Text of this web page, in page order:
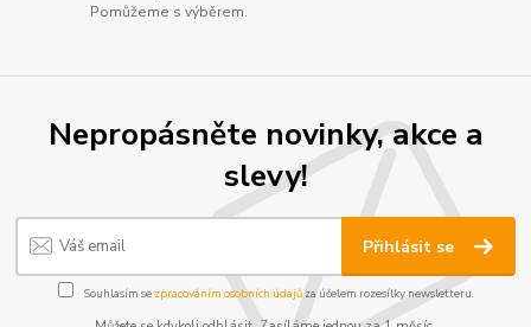
Pomůžeme s výběrem.
Nepropásněte novinky, akce a
slevy!
Přihlásit se
Souhlasím se zpracováním osobních údajůza účelem rozesílky newsletteru.